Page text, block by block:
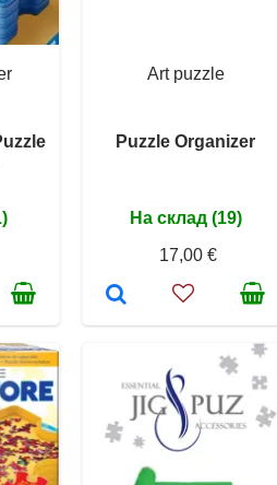
Art puzzle
Puzzle Organizer
На склад (19)
17,00 €